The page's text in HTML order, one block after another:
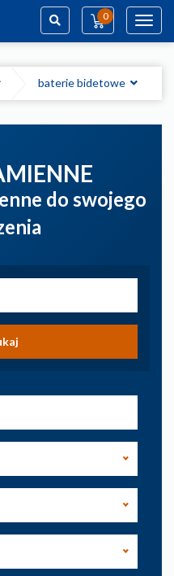
0
baterie bidetowe
do swojego